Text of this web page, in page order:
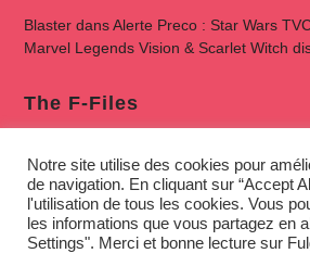
BlasterdansAlerte Preco : Star Wars
Marvel Legends Vision & Scarlet Witch
The F-Files
Notre site utilise des cookies pour
de navigation. En cliquant sur “Accept
l'utilisation de tous les cookies. Vous
les informations que vous partagez en
Settings". Merci et bonne lecture sur